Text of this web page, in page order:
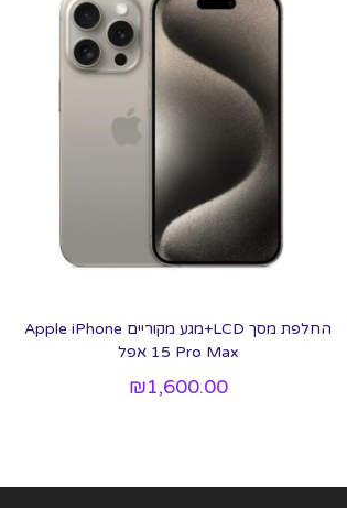
החלפת מסך LCD+מגע מקוריים Apple iPhone
15 Pro Max אפל
₪1,600.00